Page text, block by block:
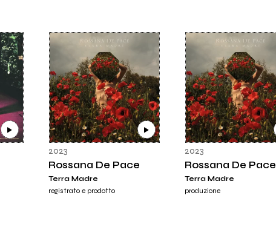
2023
Rossana De Pace
Terra Madre
registrato e prodotto
2023
Rossana De Pace
Terra Madre
produzione